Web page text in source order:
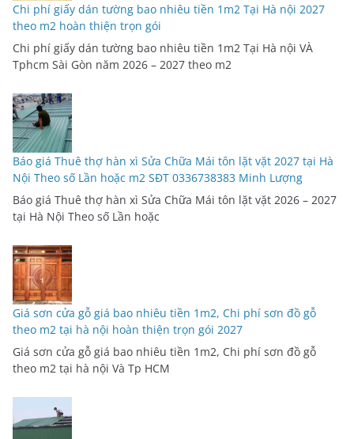
Chi phí giấy dán tường bao nhiêu tiền 1m2 Tại Hà nội 2027
theo m2 hoàn thiện trọn gói
Chi phí giấy dán tường bao nhiêu tiền 1m2 Tại Hà nội VÀ
Tphcm Sài Gòn năm 2026 – 2027 theo m2
Báo giá Thuê thợ hàn xì Sửa Chữa Mái tôn lặt vặt 2027 tại Hà
Nội Theo số Lần hoặc m2 SĐT 0336738383 Minh Lượng
Báo giá Thuê thợ hàn xì Sửa Chữa Mái tôn lặt vặt 2026 – 2027
tại Hà Nội Theo số Lần hoặc
Giá sơn cửa gỗ giá bao nhiêu tiền 1m2, Chi phí sơn đồ gỗ
theo m2 tại hà nội hoàn thiện trọn gói 2027
Giá sơn cửa gỗ giá bao nhiêu tiền 1m2, Chi phí sơn đồ gỗ
theo m2 tại hà nội Và Tp HCM